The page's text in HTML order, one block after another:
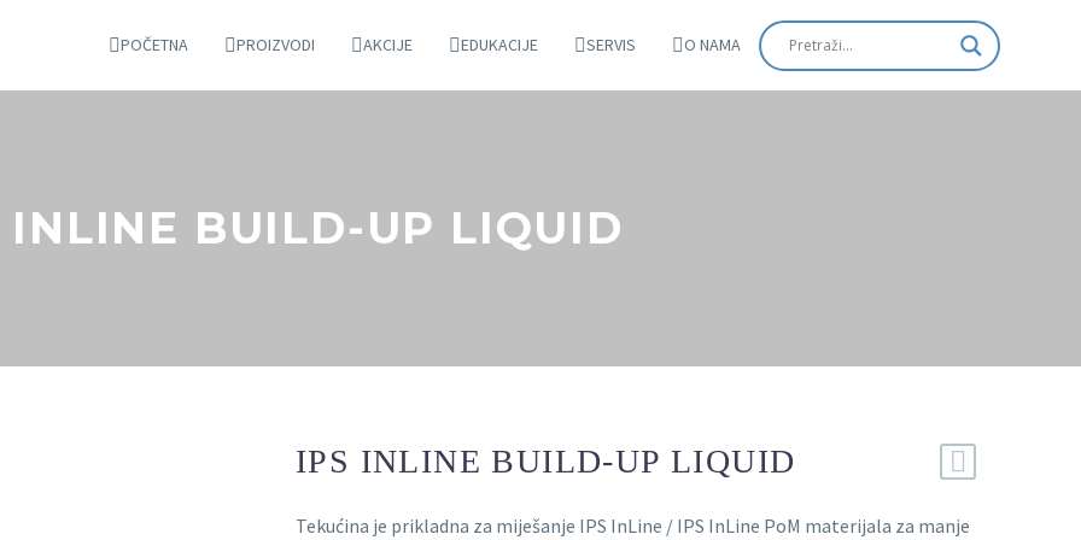
POČETNA PROIZVODI AKCIJE EDUKACIJE SERVIS O NAMA
INLINE BUILD-UP LIQUID
IPS INLINE BUILD-UP LIQUID
Tekućina je prikladna za miješanje IPS InLine / IPS InLine PoM materijala za manje